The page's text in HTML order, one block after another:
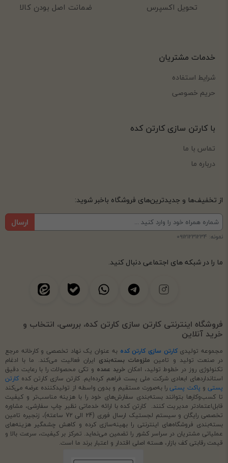
تحویل اکسپرس ضمانت اصل بودن کالا
خدمات مشتریان
شرایط استفاده
حریم خصوصی
با کارتن سازی کارتن کده
تماس با ما
درباره ما
از تخفیف‌ها و جدیدترین‌های فروشگاه باخبر شوید:
ارسال
نمونه: 09121231234
ما را در شبکه های اجتماعی دنبال کنید.
فروشگاه اینترنتی کارتن سازی کارتن کده، بررسی، انتخاب و
خرید آنلاین
مجموعه تولیدیکارتن سازی کارتن کده به عنوان یک نهاد تخصصی و کارخانه مرجع
در صنعت تولید و تامین ملزومات بسته‌بندی ایران فعالیت می‌کند. ما با ادغام
تکنولوژی روز در خطوط تولید، امکانخرید عمده و تکی محصولات را با رعایت دقیق
استانداردهای ابعادی شرکت ملی پست فراهم کرده‌ایم. کارتن سازی کارتن کده کارتن
پستیو پاکت پستیرا به‌صورت مستقیم و بدون واسطه از تولیدکننده عرضه می‌کند
تا کسب‌وکارها بتوانند بسته‌بندی سفارش‌های خود را با هزینه مناسب‌تر و کیفیت
قابل‌اعتمادتر مدیریت کنند. کارتن کده با ارائه خدماتی نظیر چاپ سفارشی، مشاوره
تخصصی رایگان و سیستم لجستیک ارسال فوری (24 الی 72 ساعته)، زنجیره تامین
بسته‌بندی فروشگاه‌های اینترنتی را بهینه‌سازی کرده و کاهش چشمگیر هزینه‌های
عملیاتی مشتریان در سراسر کشور را تضمین می‌نماید. تمرکز بر کیفیت، سرعت بالا و
قیمت رقابتی کف بازار، هسته اصلی اقتدار و اعتبار برند ما است.